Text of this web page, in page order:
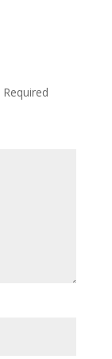
Required